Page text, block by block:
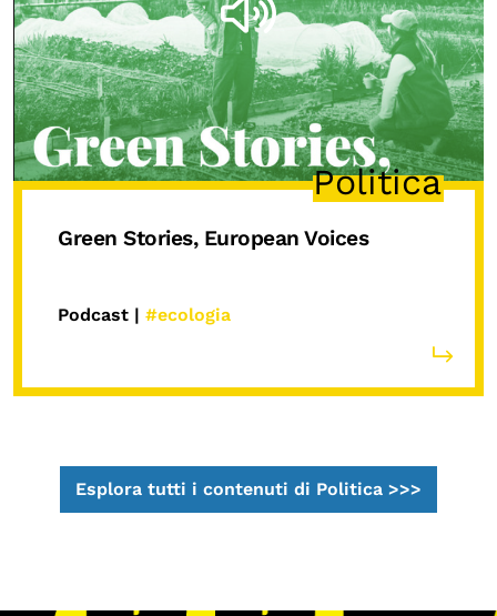
Politica
Green Stories, European Voices
Podcast | #ecologia
Esplora tutti i contenuti di Politica >>>